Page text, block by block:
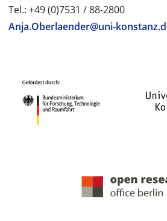
Tel.: +49 (0)7531 / 88-2800
Anja.Oberlaender@uni-